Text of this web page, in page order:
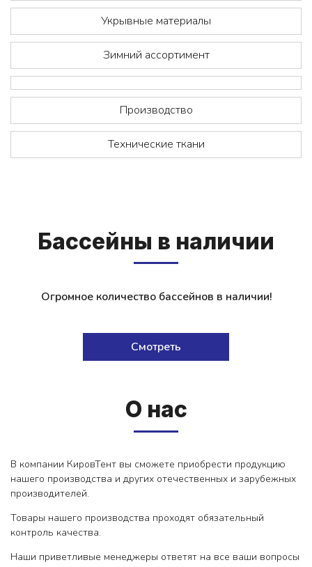
Укрывные материалы
Зимний ассортимент
Производство
Технические ткани
Бас­сей­ны в на­ли­чии
Огромное количество бассейнов в наличии!
Смотреть
О нас
В компании КировТент вы сможете приобрести продукцию
нашего производства и других отечественных и зарубежных
производителей.
Товары нашего производства проходят обязательный
контроль качества.
Наши приветливые менеджеры ответят на все ваши вопросы